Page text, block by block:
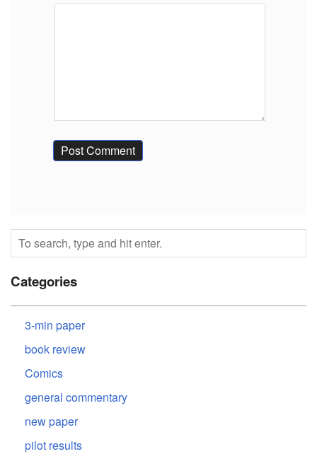
Categories
3-min paper
book review
Comics
general commentary
new paper
pilot results